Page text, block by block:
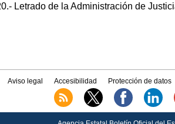
Letrado de la Administración de
Aviso legal Accesibilidad Protección de datos